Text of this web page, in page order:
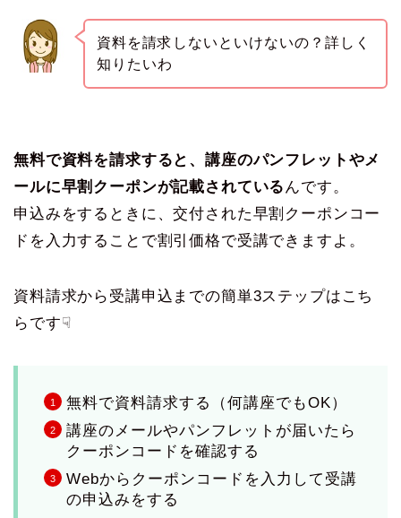
資料を請求しないといけないの？詳しく
知りたいわ
無料で資料を請求すると、講座のパンフレットやメ
ールに早割クーポンが記載されている んです。
申込みをするときに、交付された早割クーポンコー
ドを入力することで割引価格で受講できますよ。
資料請求から受講申込までの簡単3ステップはこち
らです☟
無料で資料請求する（何講座でもOK）
講座のメールやパンフレットが届いたら
クーポンコードを確認する
Webからクーポンコードを入力して受講
の申込みをする